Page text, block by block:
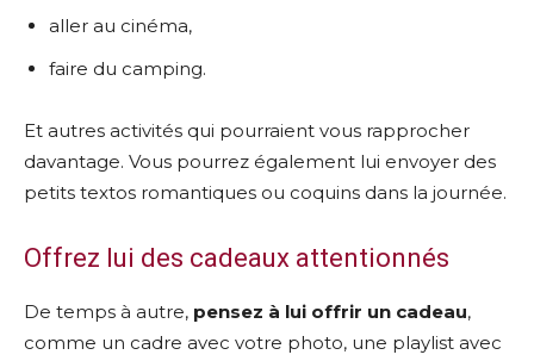
aller au cinéma,
faire du camping.
Et autres activités qui pourraient vous rapprocher
davantage. Vous pourrez également lui envoyer des
petits textos romantiques ou coquins dans la journée.
Offrez lui des cadeaux attentionnés
De temps à autre, pensez à lui offrir un cadeau,
comme un cadre avec votre photo, une playlist avec